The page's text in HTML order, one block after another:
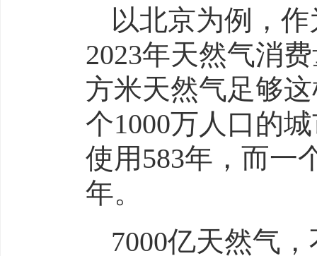
以北京为例，
2023年天然气消
方米天然气足够
个1000万人口的
使用583年，而一
年。
7000亿天然气